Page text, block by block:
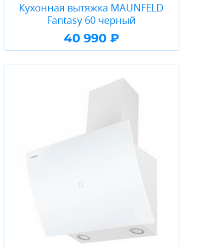
Кухонная вытяжка MAUNFELD
Fantasy 60 черный
40 990 ₽